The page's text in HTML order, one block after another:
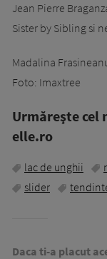
Jean Pierre
Sister by Sibling si
Madalina
Foto: Imaxtree
Urmăreşte cel
elle.ro
lac de unghii
slider
Daca ti-a placut